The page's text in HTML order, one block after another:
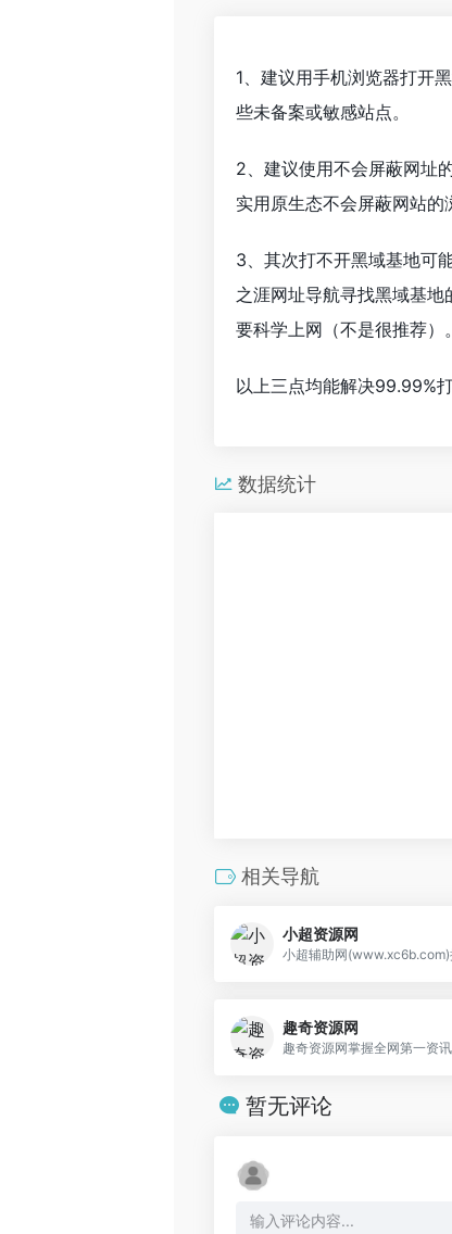
1、建议用手机浏览器打开
些未备案或敏感站点。
2、建议使用不会屏蔽网址
实用原生态不会屏蔽网站
3、其次打不开黑域基地可
之涯网址导航寻找黑域基
要科学上网（不是很推荐）。
以上三点均能解决99.99%
数据统计
相关导航
小超资源网
小超辅助网(www.xc6b.com)
趣奇资源网
趣奇资源网掌握全网第一资
暂无评论